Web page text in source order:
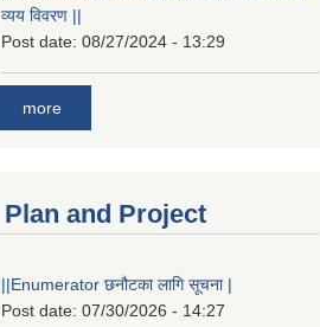
व्यय विवरण ||
Post date: 08/27/2024 - 13:29
more
Plan and Project
||Enumerator छनौटका लागि सूचना |
Post date: 07/30/2026 - 14:27